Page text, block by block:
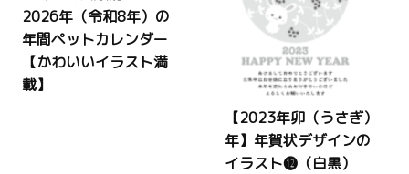
2026年（令和8年）の
年間ペットカレンダー
【かわいいイラスト満
載】
【2023年卯（うさぎ）
年】年賀状デザインの
イラスト⓬（白黒）